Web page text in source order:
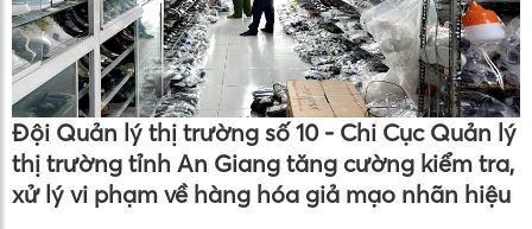
Đội Quản lý thị trường số 10 - Chi Cục Quản lý
thị trường tỉnh An Giang tăng cường kiểm tra,
xử lý vi phạm về hàng hóa giả mạo nhãn hiệu